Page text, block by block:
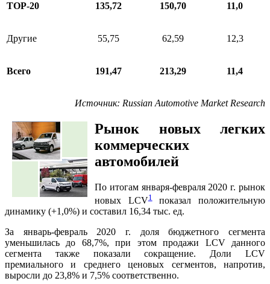
ТОР-20 135,72 150,70 11,0
Другие 55,75 62,59 12,3
Всего 191,47 213,29 11,4
Источник: Russian Automotive Market Research
Рынок новых легких
коммерческих
автомобилей
По итогам января-февраля 2020 г. рынок
новых LCV1показал положительную
динамику (+1,0%) и составил 16,34 тыс. ед.
За январь-февраль 2020 г. доля бюджетного сегмента
уменьшилась до 68,7%, при этом продажи LCV данного
сегмента также показали сокращение. Доли LCV
премиального и среднего ценовых сегментов, напротив,
выросли до 23,8% и 7,5% соответственно.